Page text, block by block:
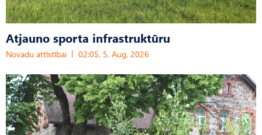
Atjauno sporta infrastruktūru
Novadu attīstībai 02:05, 5. Aug, 2026